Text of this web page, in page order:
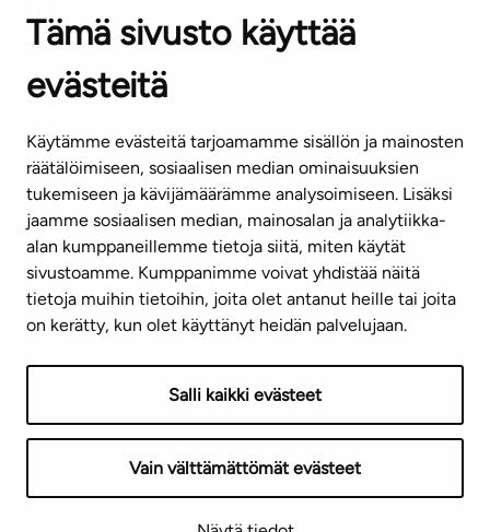
Tämä sivusto käyttää
evästeitä
Käytämme evästeitä tarjoamamme sisällön ja mainosten
räätälöimiseen, sosiaalisen median ominaisuuksien
tukemiseen ja kävijämäärämme analysoimiseen. Lisäksi
jaamme sosiaalisen median, mainosalan ja analytiikka-
alan kumppaneillemme tietoja siitä, miten käytät
sivustoamme. Kumppanimme voivat yhdistää näitä
tietoja muihin tietoihin, joita olet antanut heille tai joita
on kerätty, kun olet käyttänyt heidän palvelujaan.
Salli kaikki evästeet
Vain välttämättömät evästeet
ASIAKASPALVELUKESKUS
Puh. 045 7734 3777
(arkisin klo 8-16)
info@ta.fi
Tilaa uutiskirje
Mediapankki
TietosuojaselosteSaavutettavuusseloste